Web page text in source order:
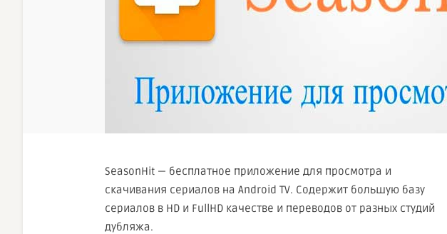
SeasonHit — бесплатное приложение для просмотра и
скачивания сериалов на Android TV. Содержит большую базу
сериалов в HD и FullHD качестве и переводов от разных студий
дубляжа.